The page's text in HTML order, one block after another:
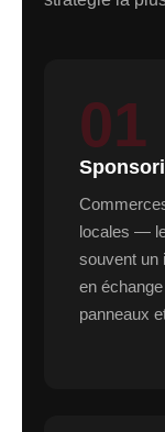
01
locales —
souvent un
en
panneaux